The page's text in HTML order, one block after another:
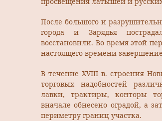
После большого и
города и Зарядья
восстановили. Во время этой
настоящего времени
В течение XVIII в. строения
торговых надобностей
лавки, трактиры, конторы
вначале обнесено оградой, а
периметру границ участка.